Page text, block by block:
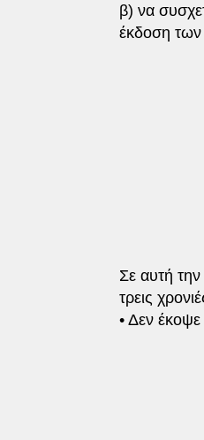
β) να
έκδοση των
Σε αυτή την
τρεις
• Δεν έκοψε